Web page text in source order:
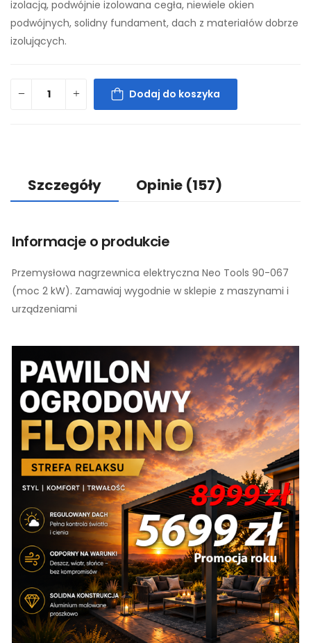
izolacją, podwójnie izolowana cegła, niewiele okien
podwójnych, solidny fundament, dach z materiałów dobrze
izolujących.
Dodaj do koszyka
Szczegóły Opinie (157)
Informacje o produkcie
Przemysłowa nagrzewnica elektryczna Neo Tools 90-067
(moc 2 kW). Zamawiaj wygodnie w sklepie z maszynami i
urządzeniami